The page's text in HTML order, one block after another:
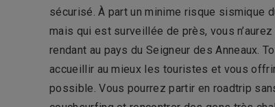
sécurisé. À part un minime risque sismique
mais qui est surveillée de près, vous
rendant au pays du Seigneur des Anneaux.
accueillir au mieux les touristes et vous
possible. Vous pourrez partir en roadtrip